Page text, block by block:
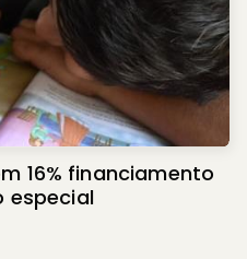
16% financiamento
especial